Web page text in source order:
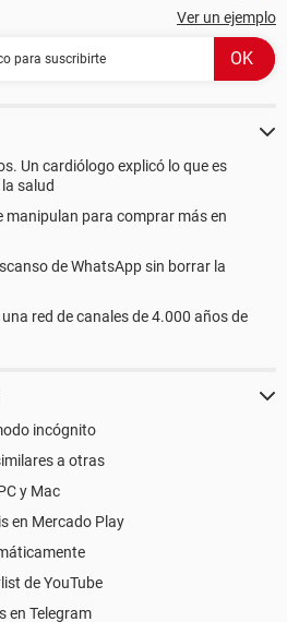
Ver un ejemplo
Un cardiólogo explicó lo que es
salud
manipulan para comprar más en
de WhatsApp sin borrar la
red de canales de 4.000 años de
incógnito
a otras
y Mac
en Mercado Play
de YouTube
en Telegram